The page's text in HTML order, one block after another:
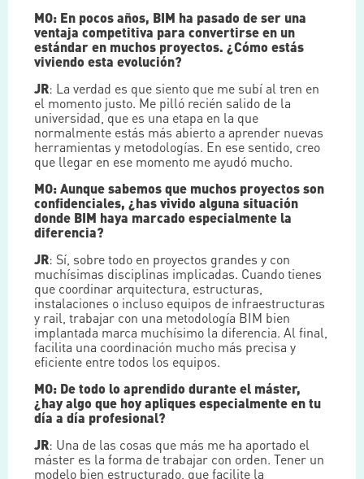
MO: En pocos años, BIM ha pasado de ser una
ventaja competitiva para convertirse en un
estándar en muchos proyectos. ¿Cómo estás
viviendo esta evolución?
JR: La verdad es que siento que me subí al tren en
el momento justo. Me pilló recién salido de la
universidad, que es una etapa en la que
normalmente estás más abierto a aprender nuevas
herramientas y metodologías. En ese sentido, creo
que llegar en ese momento me ayudó mucho.
MO: Aunque sabemos que muchos proyectos son
confidenciales, ¿has vivido alguna situación
donde BIM haya marcado especialmente la
diferencia?
JR: Sí, sobre todo en proyectos grandes y con
muchísimas disciplinas implicadas. Cuando tienes
que coordinar arquitectura, estructuras,
instalaciones o incluso equipos de infraestructuras
y rail, trabajar con una metodología BIM bien
implantada marca muchísimo la diferencia. Al final,
facilita una coordinación mucho más precisa y
eficiente entre todos los equipos.
MO: De todo lo aprendido durante el máster,
¿hay algo que hoy apliques especialmente en tu
día a día profesional?
JR: Una de las cosas que más me ha aportado el
máster es la forma de trabajar con orden. Tener un
modelo bien estructurado, que facilite la